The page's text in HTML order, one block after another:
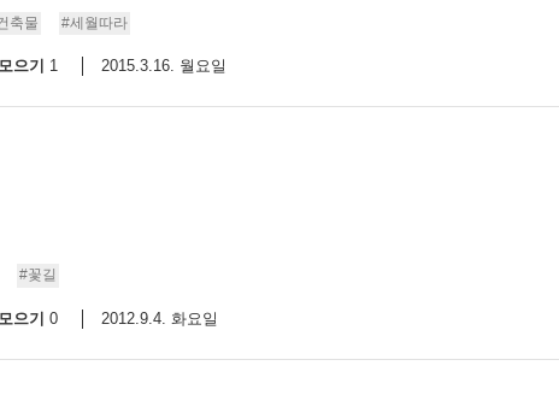
축물 #세월따라
모으기 1 2015.3.16. 월요일
#꽃길
모으기 0 2012.9.4. 화요일